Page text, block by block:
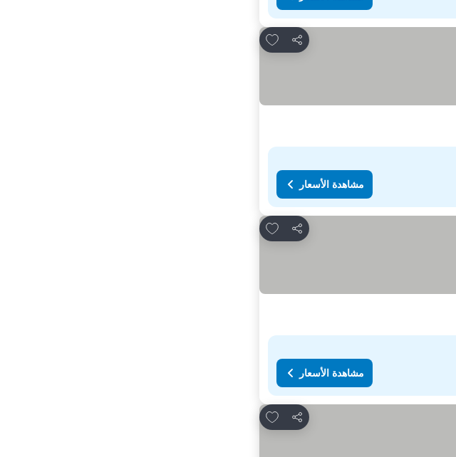
مشاركة
Add to favorites
مشاهدة الأسعار
مشاركة
Add to favorites
مشاهدة الأسعار
مشاركة
Add to favorites